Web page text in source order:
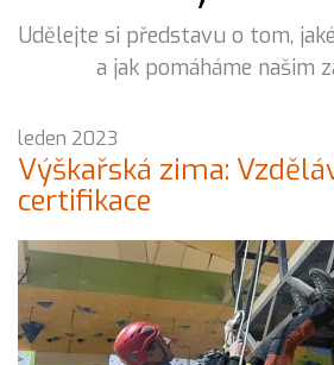
Udělejte si představu o tom,
a jak pomáháme našim
leden 2023
Výškařská zima:
certifikace